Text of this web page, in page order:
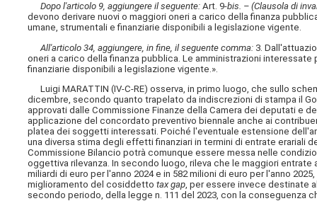
Dopo l'articolo 9, aggiungere il seguente: Art. 9-bis. – (Clausola di
devono derivare nuovi o maggiori oneri a carico della finanza
umane, strumentali e finanziarie disponibili a legislazione vigente.
All'articolo 34, aggiungere, in fine, il seguente comma: 3.
oneri a carico della finanza pubblica. Le amministrazioni
finanziarie disponibili a legislazione vigente.».
Luigi MARATTIN (IV-C-RE) osserva, in primo luogo, che sullo
dicembre, secondo quanto trapelato da indiscrezioni di stampa il
approvati dalle Commissione Finanze della Camera dei deputati e
applicazione del concordato preventivo biennale anche ai
platea dei soggetti interessati. Poiché l'eventuale estensione
una diversa stima degli effetti finanziari in termini di entrate erariali
Commissione Bilancio potrà comunque essere messa nelle
oggettiva rilevanza. In secondo luogo, rileva che le maggiori
miliardi di euro per l'anno 2024 e in 582 milioni di euro per l'anno
miglioramento del cosiddettotax gap , per essere invece destinate
secondo periodo, della legge n. 111 del 2023, con la conseguenza